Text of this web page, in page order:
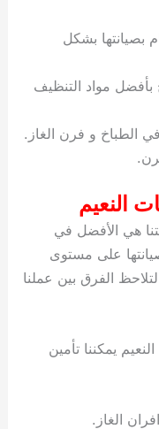
بصيانتها بشكل
مواد التنظيف
الطباخ و فرن الغاز.
النعيم
هي الأفضل في
على مستوى
الفرق بين عملنا
يمكننا تأمين
الغاز.